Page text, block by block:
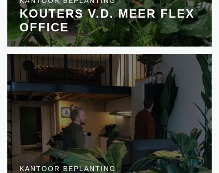
KOUTERS V.D. MEER FLEX
OFFICE
KANTOOR BEPLANTING